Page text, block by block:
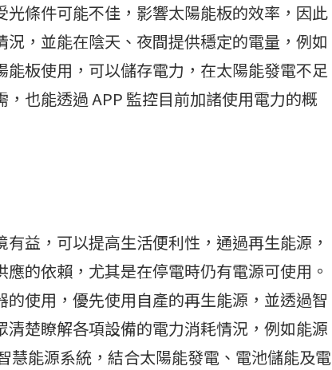
條件可能不佳，影響太陽能板的效率，因此
，並能在陰天、夜間提供穩定的電量，例如
板使用，可以儲存電力，在太陽能發電不足
也能透過 APP 監控目前加諸使用電力的概
益，可以提高生活便利性，通過再生能源，
的依賴，尤其是在停電時仍有電源可使用。
使用，優先使用自產的再生能源，並透過智
楚瞭解各項設備的電力消耗情況，例如能源
慧能源系統，結合太陽能發電、電池儲能及電